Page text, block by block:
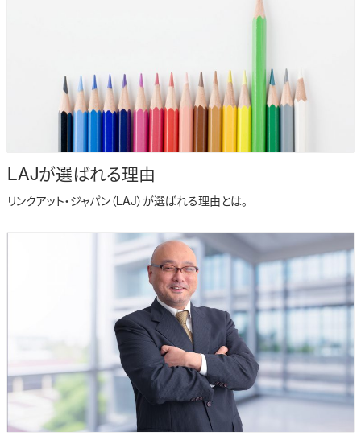
LAJが選ばれる理由
リンクアット・ジャパン（LAJ）が選ばれる理由とは。